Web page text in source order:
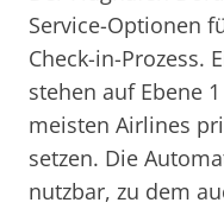
Service-Optionen
Check-in-Prozess.
stehen auf Ebene
meisten Airlines
setzen. Die
nutzbar, zu dem